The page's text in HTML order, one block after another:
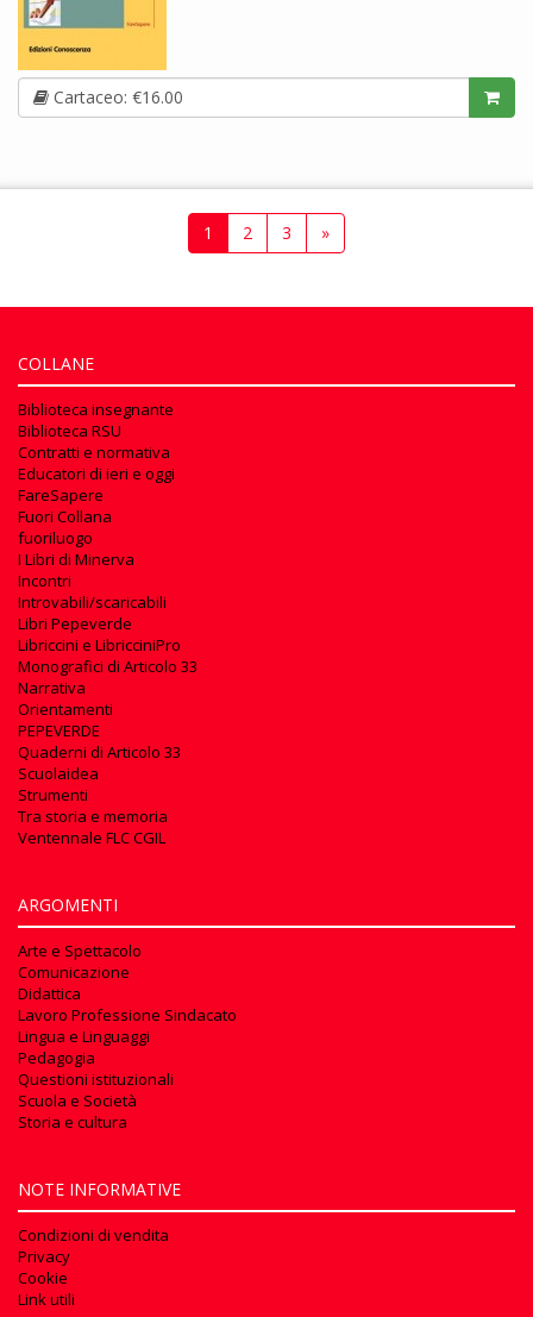
Cartaceo: €16.00
1 2 3 »
COLLANE
Biblioteca insegnante
Biblioteca RSU
Contratti e normativa
Educatori di ieri e oggi
FareSapere
Fuori Collana
fuoriluogo
I Libri di Minerva
Incontri
Introvabili/scaricabili
Libri Pepeverde
Libriccini e LibricciniPro
Monografici di Articolo 33
Narrativa
Orientamenti
PEPEVERDE
Quaderni di Articolo 33
Scuolaidea
Strumenti
Tra storia e memoria
Ventennale FLC CGIL
ARGOMENTI
Arte e Spettacolo
Comunicazione
Didattica
Lavoro Professione Sindacato
Lingua e Linguaggi
Pedagogia
Questioni istituzionali
Scuola e Società
Storia e cultura
NOTE INFORMATIVE
Condizioni di vendita
Privacy
Cookie
Link utili